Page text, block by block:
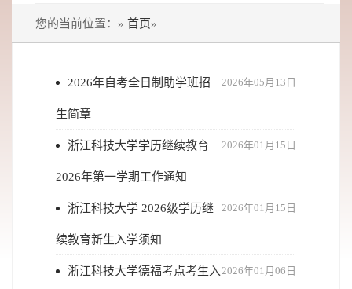
您的当前位置：» 首页»
2026年05月13日
2026年自考全日制助学班招
生简章
2026年01月15日
浙江科技大学学历继续教育
2026年第一学期工作通知
2026年01月15日
浙江科技大学 2026级学历继
续教育新生入学须知
2026年01月06日
浙江科技大学德福考点考生入